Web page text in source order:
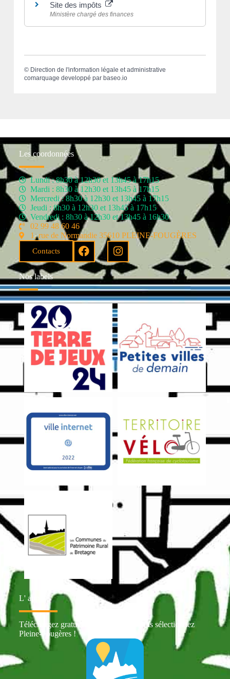
Site des impôts
Ministère chargé des finances
© Direction de l'information légale et administrative
comarquage developpé par baseo.io
Les coordonnées
Lundi : 8h30 à 12h30 et 13h45 à 17h15
Mardi : 8h30 à 12h30 et 13h45 à 17h15
Mercredi : 8h30 à 12h30 et 13h45 à 17h15
Jeudi : 8h30 à 12h30 et 13h45 à 17h15
Vendredi : 8h30 à 12h30 et 13h45 à 16h30
02 99 48 60 46
1, rue de Normandie 35610 PLEINE-FOUGÈRES
Contacts
Nos labels
L' appli
Téléchargez gratuitement Intramuros puis sélectionnez
Pleine-Fougères !